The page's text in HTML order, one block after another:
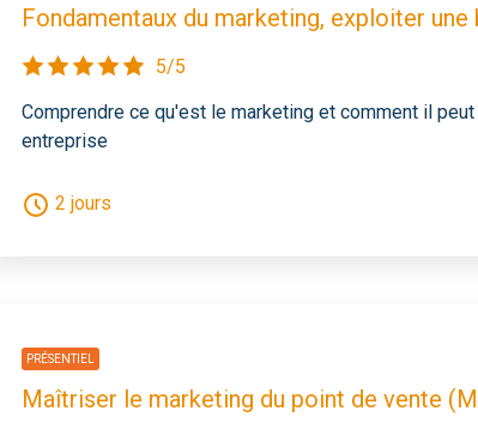
Fondamentaux du marketing, exploiter une
5/5
Comprendre ce qu'est le marketing et comment il
entreprise
2 jours
PRÉSENTIEL
Maîtriser le marketing du point de vente